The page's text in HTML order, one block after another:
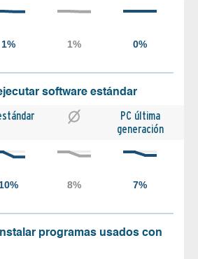
software estándar
PC última
generación
programas usados con